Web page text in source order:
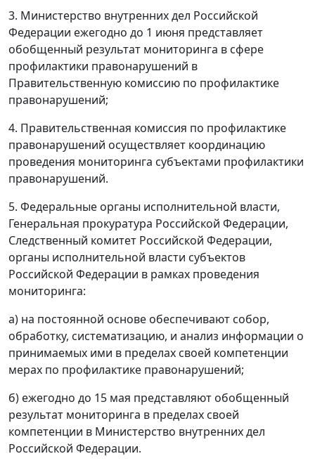
3. Министерство внутренних дел Российской
Федерации ежегодно до 1 июня представляет
обобщенный результат мониторинга в сфере
профилактики правонарушений в
Правительственную комиссию по профилактике
правонарушений;
4. Правительственная комиссия по профилактике
правонарушений осуществляет координацию
проведения мониторинга субъектами профилактики
правонарушений.
5. Федеральные органы исполнительной власти,
Генеральная прокуратура Российской Федерации,
Следственный комитет Российской Федерации,
органы исполнительной власти субъектов
Российской Федерации в рамках проведения
мониторинга:
а) на постоянной основе обеспечивают собор,
обработку, систематизацию, и анализ информации о
принимаемых ими в пределах своей компетенции
мерах по профилактике правонарушений;
б) ежегодно до 15 мая представляют обобщенный
результат мониторинга в пределах своей
компетенции в Министерство внутренних дел
Российской Федерации.